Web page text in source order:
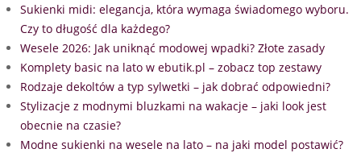
Sukienki midi: elegancja, która wymaga świadomego wyboru.
Czy to długość dla każdego?
Wesele 2026: Jak uniknąć modowej wpadki? Złote zasady
Komplety basic na lato w ebutik.pl – zobacz top zestawy
Rodzaje dekoltów a typ sylwetki – jak dobrać odpowiedni?
Stylizacje z modnymi bluzkami na wakacje – jaki look jest
obecnie na czasie?
Modne sukienki na wesele na lato – na jaki model postawić?